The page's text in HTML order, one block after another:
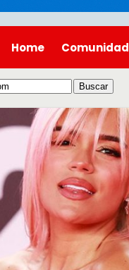
Home Comunidad